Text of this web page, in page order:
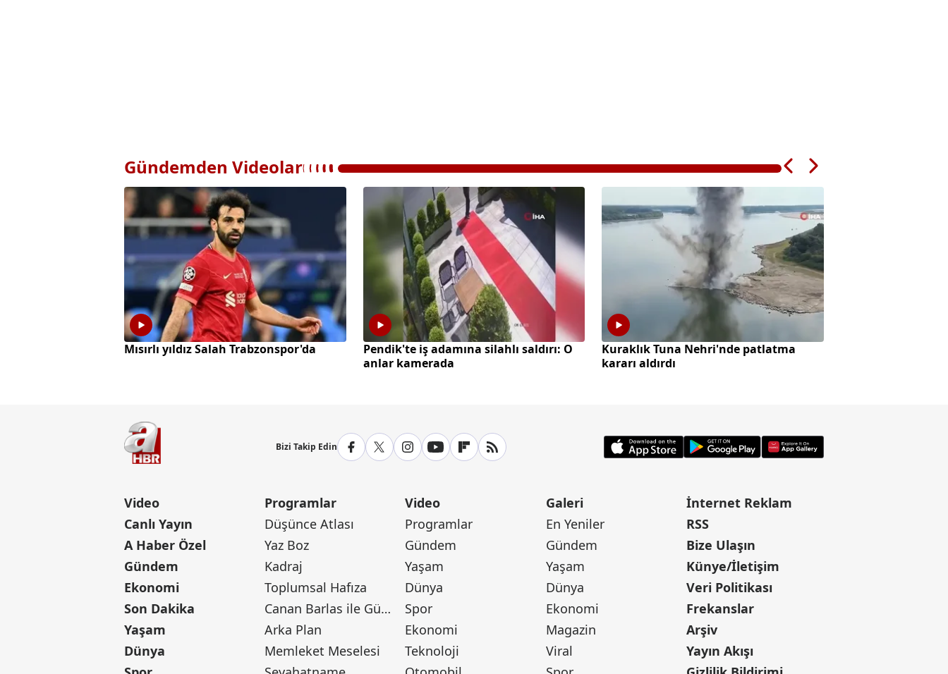
Gündemden Videolar
Mısırlı yıldız Salah Trabzonspor'da
Pendik'te iş adamına silahlı saldırı: O
anlar kamerada
Kuraklık Tuna Nehri'nde patlatma
kararı aldırdı
Bizi Takip Edin
Video
Canlı Yayın
A Haber Özel
Gündem
Ekonomi
Son Dakika
Yaşam
Dünya
Programlar
Düşünce Atlası
Yaz Boz
Kadraj
Toplumsal Hafıza
Canan Barlas ile Gündem
Arka Plan
Memleket Meselesi
Video
Programlar
Gündem
Yaşam
Dünya
Spor
Ekonomi
Teknoloji
Galeri
En Yeniler
Gündem
Yaşam
Dünya
Ekonomi
Magazin
Viral
İnternet Reklam
RSS
Bize Ulaşın
Künye/İletişim
Veri Politikası
Frekanslar
Arşiv
Yayın Akışı